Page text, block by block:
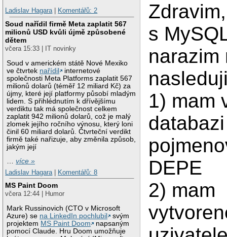
Ladislav Hagara| Komentářů: 2
Soud nařídil firmě Meta zaplatit 567
milionů USD kvůli újmě způsobené
dětem
včera 15:33 | IT novinky
Soud v americkém státě Nové Mexiko
ve čtvrtek nařídil
internetové
společnosti Meta Platforms zaplatit 567
milionů dolarů (téměř 12 miliard Kč) za
újmy, které její platformy působí mladým
lidem. S přihlédnutím k dřívějšímu
verdiktu tak má společnost celkem
zaplatit 942 milionů dolarů, což je malý
zlomek jejího ročního výnosu, který loni
činil 60 miliard dolarů. Čtvrteční verdikt
firmě také nařizuje, aby změnila způsob,
jakým její
…více »
Ladislav Hagara
Komentářů: 8
MS Paint Doom
včera 12:44 | Humor
Mark Russinovich (CTO v Microsoft
Azure) se na LinkedIn pochlubil
svým
projektem MS Paint Doom
napsaným
pomocí Claude. Hru Doom umožňuje
Zdravim,
s
narazim
1) mam
DEPE
2) mam